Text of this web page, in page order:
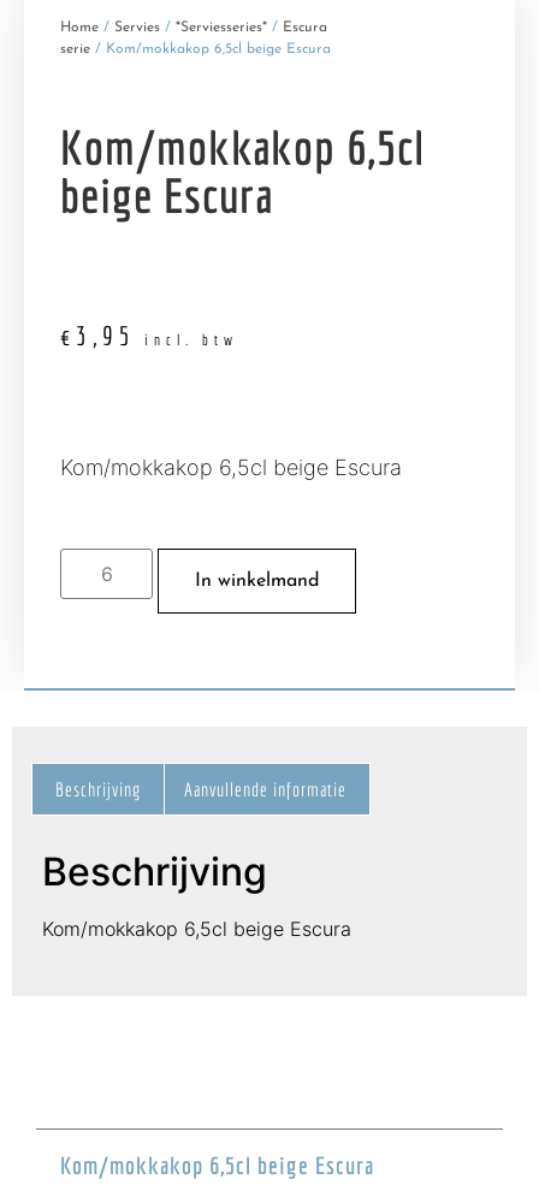
Home / Servies / *Serviesseries* / Escura
serie / Kom/mokkakop 6,5cl beige Escura
Kom/mokkakop 6,5cl
beige Escura
€ 3,95 incl. btw
Kom/mokkakop 6,5cl beige Escura
In winkelmand
Beschrijving Aanvullende informatie
Beschrijving
Kom/mokkakop 6,5cl beige Escura
Kom/mokkakop 6,5cl beige Escura